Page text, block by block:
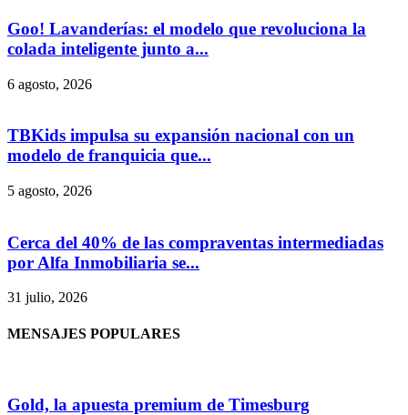
Goo! Lavanderías: el modelo que revoluciona la
colada inteligente junto a...
6 agosto, 2026
TBKids impulsa su expansión nacional con un
modelo de franquicia que...
5 agosto, 2026
Cerca del 40% de las compraventas intermediadas
por Alfa Inmobiliaria se...
31 julio, 2026
MENSAJES POPULARES
Gold, la apuesta premium de Timesburg